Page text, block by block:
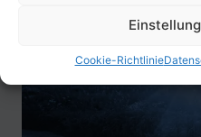
Cookie-Richtlinie
KANNST